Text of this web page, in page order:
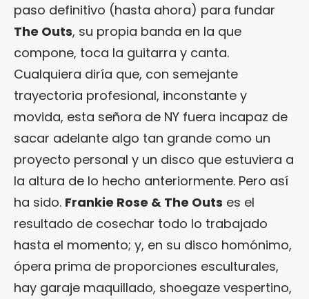
paso definitivo (hasta ahora) para fundar
The Outs, su propia banda en la que
compone, toca la guitarra y canta.
Cualquiera diría que, con semejante
trayectoria profesional, inconstante y
movida, esta señora de NY fuera incapaz de
sacar adelante algo tan grande como un
proyecto personal y un disco que estuviera a
la altura de lo hecho anteriormente. Pero así
ha sido. Frankie Rose & The Outs es el
resultado de cosechar todo lo trabajado
hasta el momento; y, en su disco homónimo,
ópera prima de proporciones esculturales,
hay garaje maquillado, shoegaze vespertino,